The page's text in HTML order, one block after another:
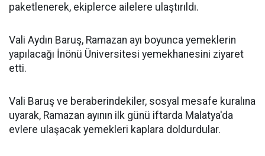
paketlenerek, ekiplerce ailelere ulaştırıldı.
Vali Aydın Baruş, Ramazan ayı boyunca yemeklerin
yapılacağı İnönü Üniversitesi yemekhanesini ziyaret
etti.
Vali Baruş ve beraberindekiler, sosyal mesafe kuralına
uyarak, Ramazan ayının ilk günü iftarda Malatya'da
evlere ulaşacak yemekleri kaplara doldurdular.